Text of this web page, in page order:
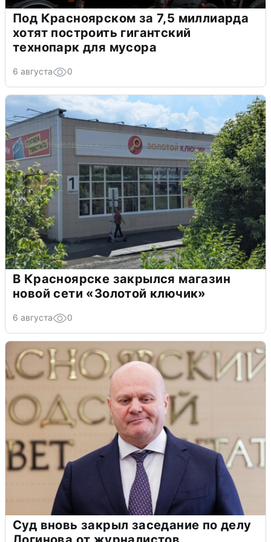
Под Красноярском за 7,5 миллиарда
хотят построить гигантский
технопарк для мусора
6 августа 0
В Красноярске закрылся магазин
новой сети «Золотой ключик»
6 августа 0
Суд вновь закрыл заседание по делу